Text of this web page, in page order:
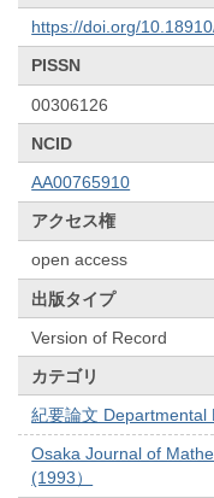
https://doi.org/
PISSN
00306126
NCID
AA00765910
アクセス権
open access
出版タイプ
Version of Record
カテゴリ
紀要論文 Departmental
Osaka Journal of
(1993）